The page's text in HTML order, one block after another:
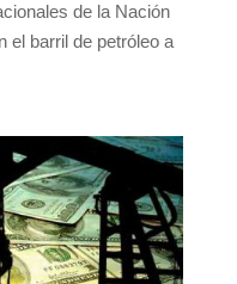
de la Nación
el barril de petróleo a